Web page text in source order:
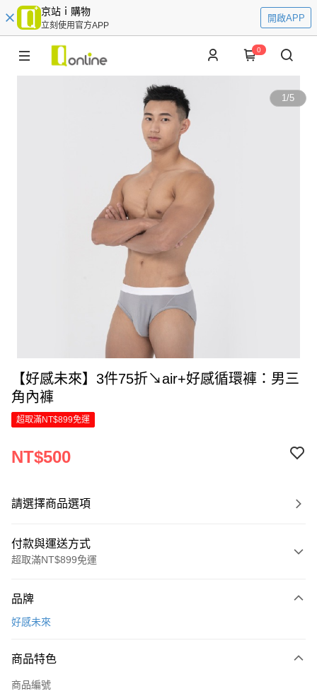
京站ｉ購物
立刻使用官方APP
開啟APP
0
1/5
【好感未來】3件75折↘air+好感循環褲：男三
角內褲
超取滿NT$899免運
NT$500
請選擇商品選項
付款與運送方式
超取滿NT$899免運
信用卡一次付款
Apple Pay
街口支付
品牌
好感未來
商品特色
商品編號